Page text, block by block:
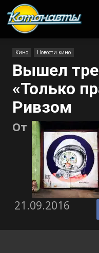
Кино Новости кино
Вышел
«Только
Ривзом
От
21.09.2016